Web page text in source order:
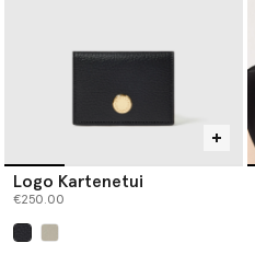
Logo Kartenetui
€250.00